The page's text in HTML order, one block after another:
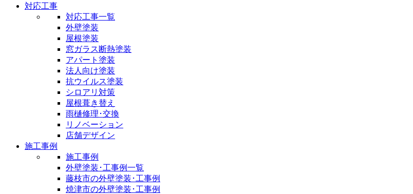
対応工事
対応工事一覧
外壁塗装
屋根塗装
窓ガラス断熱塗装
アパート塗装
法人向け塗装
抗ウイルス塗装
シロアリ対策
屋根葺き替え
雨樋修理･交換
リノベーション
店舗デザイン
施工事例
施工事例
外壁塗装･工事例一覧
藤枝市の外壁塗装･工事例
焼津市の外壁塗装･工事例